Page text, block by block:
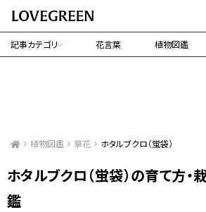
記事カテゴリ 花言葉 植物図鑑
植物図鑑 草花 ホタルブクロ（蛍袋）
ホタルブクロ（蛍袋）の育て方
鑑